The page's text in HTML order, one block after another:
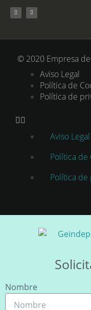
© 2020 Empresa
Aviso Legal
Política de
Política de
Aviso Legal
Política de
Política de
Nombre